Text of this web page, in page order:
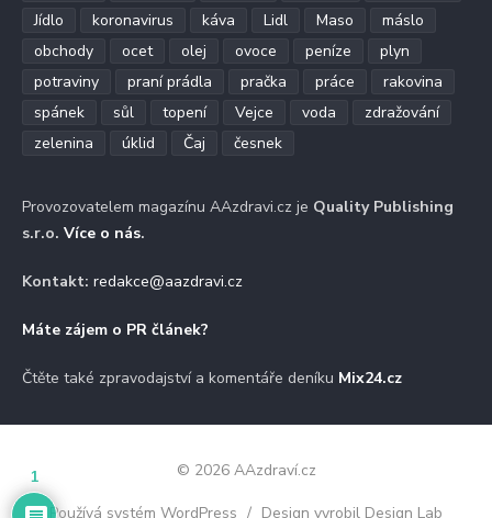
Jídlo
koronavirus káva Lidl Maso
máslo
obchody
ocet olej ovoce peníze
plyn
potraviny
praní prádla pračka práce
rakovina
spánek
sůl topení Vejce voda
zdražování
zelenina
úklid Čaj česnek
Provozovatelem magazínu AAzdravi.cz je Quality Publishing
s.r.o. Více o nás.
Kontakt: redakce@aazdravi.cz
Máte zájem o PR článek?
Čtěte také zpravodajství a komentáře deníku Mix24.cz
© 2026 AAzdraví.cz
Používá systém WordPress / Design vyrobil Design Lab
1